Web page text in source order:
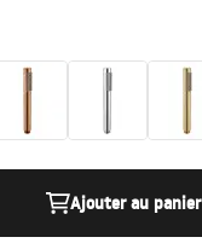
Ajouter au panier